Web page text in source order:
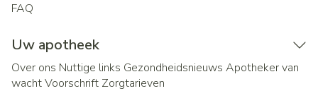
FAQ
Uw apotheek
Over ons Nuttige links Gezondheidsnieuws Apotheker van
wachtVoorschrift Zorgtarieven